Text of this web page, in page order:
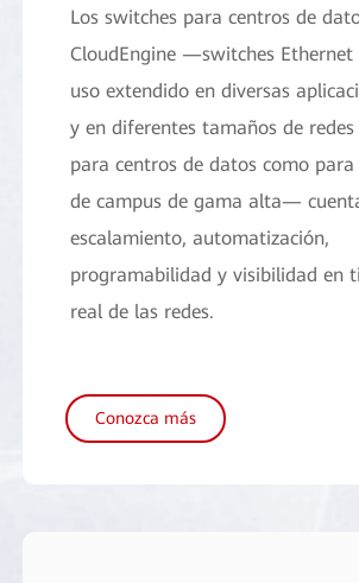
Los switches para centros de
CloudEngine —switches Ethernet
uso extendido en diversas
y en diferentes tamaños de
para centros de datos como para
de campus de gama alta—
escalamiento, automatización,
programabilidad y visibilidad en
real de las redes.
Conozca más